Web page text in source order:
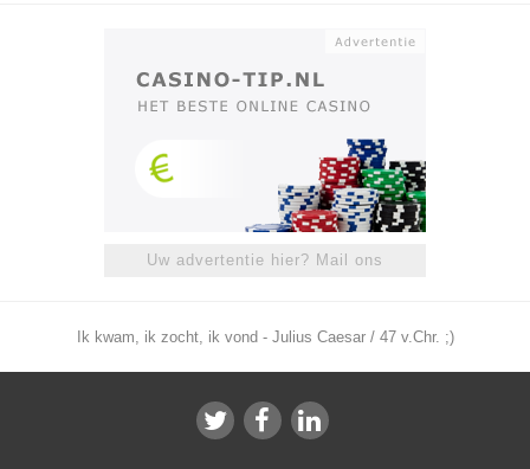
Uw advertentie hier? Mail ons
Ik kwam, ik zocht, ik vond - Julius Caesar / 47 v.Chr. ;)